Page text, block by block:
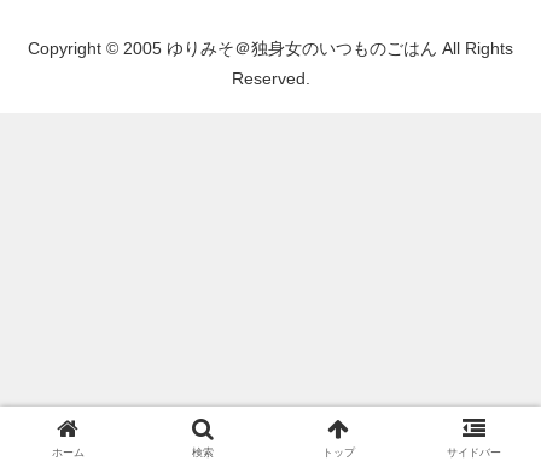
Copyright © 2005 ゆりみそ＠独身女のいつものごはん All Rights
Reserved.
ホーム 検索 トップ サイドバー